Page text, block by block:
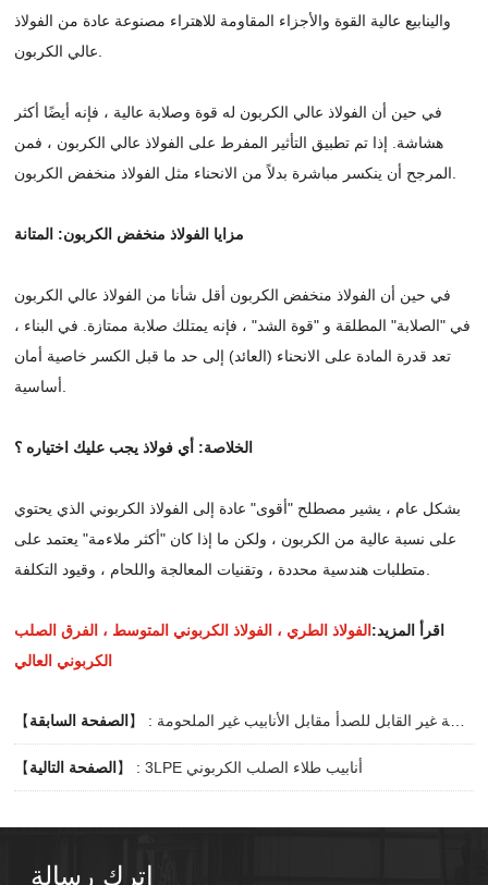
والينابيع عالية القوة والأجزاء المقاومة للاهتراء مصنوعة عادة من الفولاذ
في حين أن الفولاذ عالي الكربون له قوة وصلابة عالية ، فإنه أيضًا أكثر
هشاشة. إذا تم تطبيق التأثير المفرط على الفولاذ عالي الكربون ، فمن
مزايا الفولاذ منخفض الكربون: المتانة
في حين أن الفولاذ منخفض الكربون أقل شأنا من الفولاذ عالي الكربون
في "الصلابة" المطلقة و "قوة الشد" ، فإنه يمتلك صلابة ممتازة. في البناء ،
تعد قدرة المادة على الانحناء (العائد) إلى حد ما قبل الكسر خاصية أمان
الخلاصة: أي فولاذ يجب عليك اختياره ؟
بشكل عام ، يشير مصطلح "أقوى" عادة إلى الفولاذ الكربوني الذي يحتوي
على نسبة عالية من الكربون ، ولكن ما إذا كان "أكثر ملاءمة" يعتمد على
اقرأ المزيد: الفولاذ الطري ، الفولاذ الكربوني المتوسط ، الفرق الصلب
الكربوني العالي
【الصفحة السابقة 】 : أنابيب الصلب الملحومة غير القابل للصدأ مقابل الأنابيب غير الملحومة
【الصفحة التالية 】 : 3LPE أنابيب طلاء الصلب الكربوني
اترك رسالة